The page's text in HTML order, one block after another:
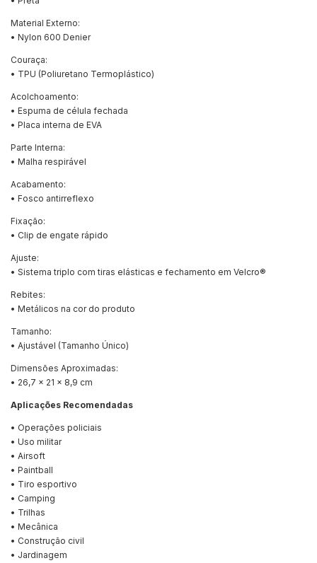
Material Externo:
• Nylon 600 Denier
Couraça:
• TPU (Poliuretano Termoplástico)
Acolchoamento:
• Espuma de célula fechada
• Placa interna de EVA
Parte Interna:
• Malha respirável
Acabamento:
• Fosco antirreflexo
Fixação:
• Clip de engate rápido
Ajuste:
• Sistema triplo com tiras elásticas e fechamento em Velcro®
Rebites:
• Metálicos na cor do produto
Tamanho:
• Ajustável (Tamanho Único)
Dimensões Aproximadas:
• 26,7 x 21 x 8,9 cm
Aplicações Recomendadas
• Operações policiais
• Uso militar
• Airsoft
• Paintball
• Tiro esportivo
• Camping
• Trilhas
• Mecânica
• Construção civil
• Jardinagem